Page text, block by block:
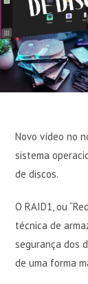
Novo vídeo no
sistema
de discos.
O RAID1, ou
técnica de
segurança dos
de uma forma